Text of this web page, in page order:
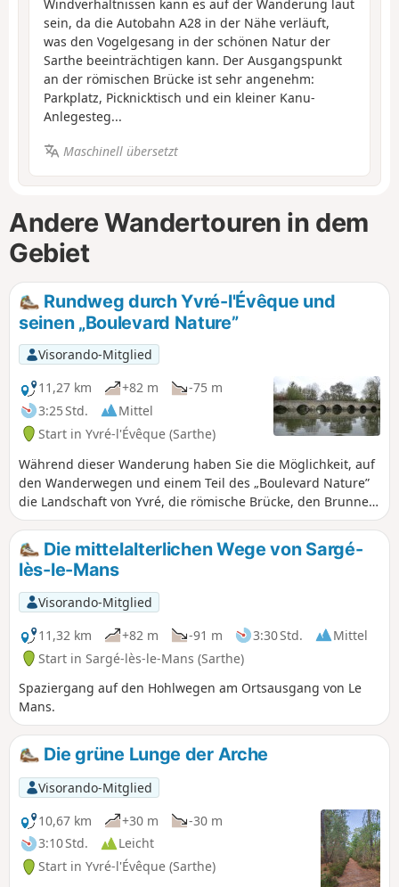
Windverhältnissen kann es auf der Wanderung laut
sein, da die Autobahn A28 in der Nähe verläuft,
was den Vogelgesang in der schönen Natur der
Sarthe beeinträchtigen kann. Der Ausgangspunkt
an der römischen Brücke ist sehr angenehm:
Parkplatz, Picknicktisch und ein kleiner Kanu-
Anlegesteg...
Maschinell übersetzt
Andere Wandertouren in dem
Gebiet
Rundweg durch Yvré-l'Évêque und
seinen „Boulevard Nature”
Visorando-Mitglied
11,27 km
+82 m
-75 m
3:25 Std.
Mittel
Start in Yvré-l'Évêque (Sarthe)
Während dieser Wanderung haben Sie die Möglichkeit, auf
den Wanderwegen und einem Teil des „Boulevard Nature”
die Landschaft von Yvré, die römische Brücke, den Brunnen
von Gérence und das sehr schöne Schloss von Vaux zu
bewundern.
Die mittelalterlichen Wege von Sargé-
lès-le-Mans
Visorando-Mitglied
11,32 km
+82 m -91 m 3:30 Std.
Mittel
Start in Sargé-lès-le-Mans (Sarthe)
Spaziergang auf den Hohlwegen am Ortsausgang von Le
Mans.
Die grüne Lunge der Arche
Visorando-Mitglied
10,67 km
+30 m
-30 m
3:10 Std.
Leicht
Start in Yvré-l'Évêque (Sarthe)